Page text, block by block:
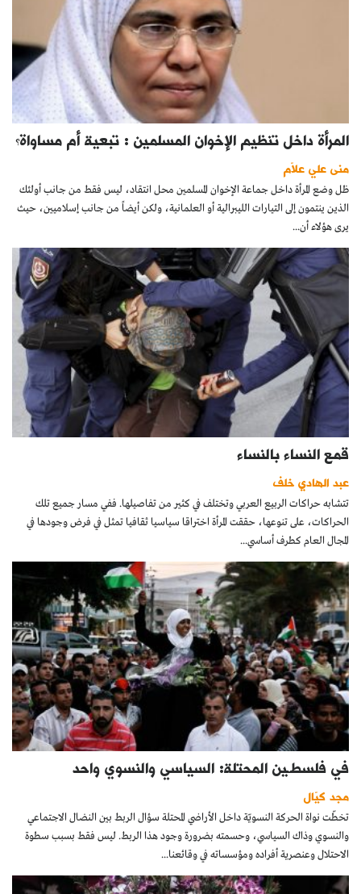
المرأة داخل تنظيم الإخوان المسلمين : تبعية أم مساواة؟
منى علي علاّم
ظل وضع المرأة داخل جماعة الإخوان المسلمين محل انتقاد، ليس فقط من جانب أولئك
الذين ينتمون إلى التيارات الليبرالية أو العلمانية، ولكن أيضاً من جانب إسلاميين، حيث
يرى هؤلاء أن...
قمع النساء بالنساء
عبد الهادي خلف
تتشابه حراكات الربيع العربي وتختلف في كثير من تفاصيلها. ففي مسار جميع تلك
الحراكات، على تنوعها، حققت المرأة اختراقا سياسيا ثقافيا تمثل في فرض وجودها في
المجال العام كطرف أساسي...
في فلسطـين المحتلة: السياسي والنسوي واحد
مجد كيّال
تخطّت نواة الحركة النسويّة داخل الأراضي المحتلة سؤال الربط بين النضال الاجتماعي
والنسوي وذاك السياسي، وحسمته بضرورة وجود هذا الربط. ليس فقط بسبب سطوة
الاحتلال وعنصرية أفراده ومؤسساته في وقائعنا...